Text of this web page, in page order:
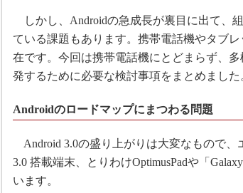
しかし、Androidの急成長が裏目に出て、
ている課題もあります。携帯電話機やタブ
在です。今回は携帯電話機にとどまらず、
発するために必要な検討事項をまとめました
Androidのロードマップにまつわる問題
Android 3.0の盛り上がりは大変なもので、
3.0 搭載端末、とりわけOptimusPadや「
います。